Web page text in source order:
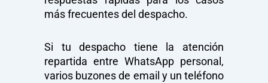
más frecuentes del despacho.
Si tu despacho tiene la atención
repartida entre WhatsApp personal,
varios buzones de email y un teléfono